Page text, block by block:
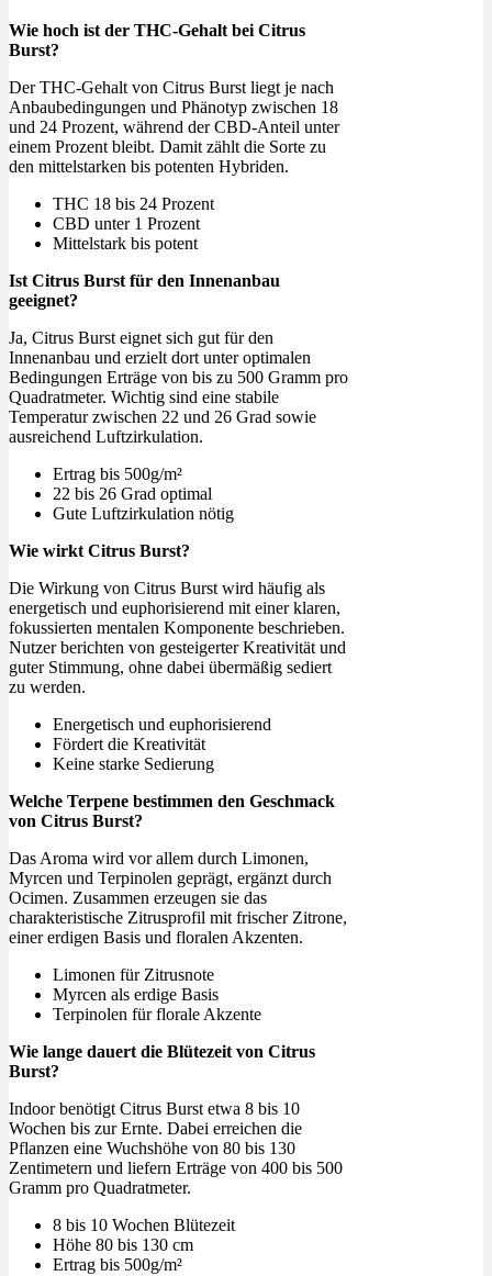
Wie hoch ist der THC-Gehalt bei Citrus
Burst?
Der THC-Gehalt von Citrus Burst liegt je nach
Anbaubedingungen und Phänotyp zwischen 18
und 24 Prozent, während der CBD-Anteil unter
einem Prozent bleibt. Damit zählt die Sorte zu
den mittelstarken bis potenten Hybriden.
THC 18 bis 24 Prozent
CBD unter 1 Prozent
Mittelstark bis potent
Ist Citrus Burst für den Innenanbau
geeignet?
Ja, Citrus Burst eignet sich gut für den
Innenanbau und erzielt dort unter optimalen
Bedingungen Erträge von bis zu 500 Gramm pro
Quadratmeter. Wichtig sind eine stabile
Temperatur zwischen 22 und 26 Grad sowie
ausreichend Luftzirkulation.
Ertrag bis 500g/m²
22 bis 26 Grad optimal
Gute Luftzirkulation nötig
Wie wirkt Citrus Burst?
Die Wirkung von Citrus Burst wird häufig als
energetisch und euphorisierend mit einer klaren,
fokussierten mentalen Komponente beschrieben.
Nutzer berichten von gesteigerter Kreativität und
guter Stimmung, ohne dabei übermäßig sediert
zu werden.
Energetisch und euphorisierend
Fördert die Kreativität
Keine starke Sedierung
Welche Terpene bestimmen den Geschmack
von Citrus Burst?
Das Aroma wird vor allem durch Limonen,
Myrcen und Terpinolen geprägt, ergänzt durch
Ocimen. Zusammen erzeugen sie das
charakteristische Zitrusprofil mit frischer Zitrone,
einer erdigen Basis und floralen Akzenten.
Limonen für Zitrusnote
Myrcen als erdige Basis
Terpinolen für florale Akzente
Wie lange dauert die Blütezeit von Citrus
Burst?
Indoor benötigt Citrus Burst etwa 8 bis 10
Wochen bis zur Ernte. Dabei erreichen die
Pflanzen eine Wuchshöhe von 80 bis 130
Zentimetern und liefern Erträge von 400 bis 500
Gramm pro Quadratmeter.
8 bis 10 Wochen Blütezeit
Höhe 80 bis 130 cm
Ertrag bis 500g/m²